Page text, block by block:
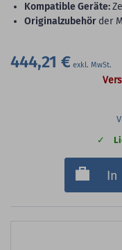
Kompatible Geräte:
Originalzubehör der
444,21 €
In